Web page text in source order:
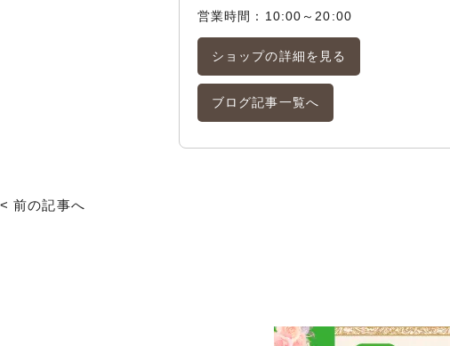
営業時間：10:00～20:00
ショップの詳細を見る
ブログ記事一覧へ
< 前の記事へ